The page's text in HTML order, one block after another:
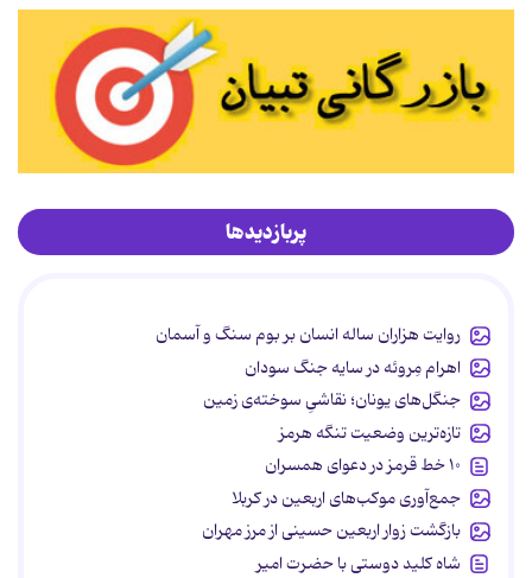
پربازدیدها
روایت هزاران ساله انسان بر بوم سنگ و آسمان
اهرام مِروئه در سایه جنگ سودان
جنگل‌های یونان؛ نقاشیِ سوخته‌ی زمین
تازه‌ترین وضعیت تنگه هرمز
۱۰ خط قرمز در دعوای همسران
جمع‌آوری موکب‌های اربعین در کربلا
بازگشت زوار اربعین حسینی از مرز مهران
شاه کلید دوستی با حضرت امیر